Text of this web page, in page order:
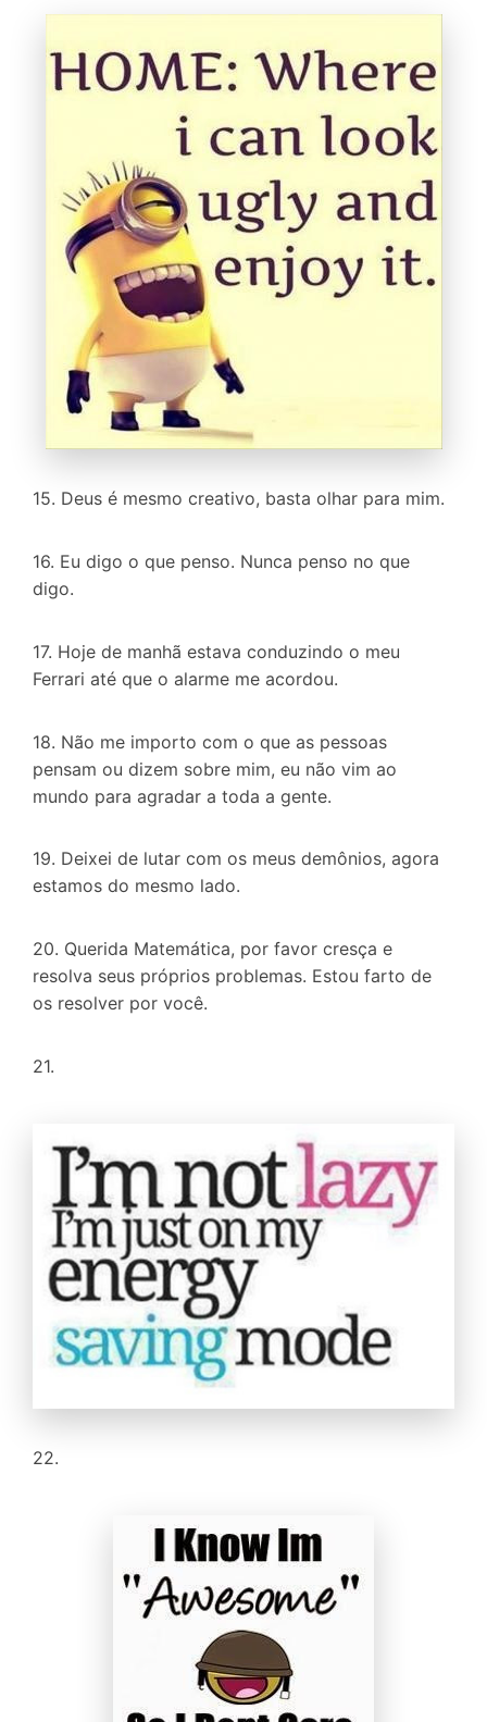
15. Deus é mesmo creativo, basta olhar para mim.
16. Eu digo o que penso. Nunca penso no que
digo.
17. Hoje de manhã estava conduzindo o meu
Ferrari até que o alarme me acordou.
18. Não me importo com o que as pessoas
pensam ou dizem sobre mim, eu não vim ao
mundo para agradar a toda a gente.
19. Deixei de lutar com os meus demônios, agora
estamos do mesmo lado.
20. Querida Matemática, por favor cresça e
resolva seus próprios problemas. Estou farto de
os resolver por você.
21.
22.